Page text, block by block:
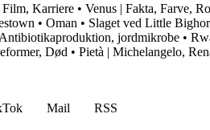
Karriere • Venus | Fakta, Farve,
• Oman • Slaget ved Little
jordmikrobe •
Død • Pietà | Michelangelo,
Mail
RSS